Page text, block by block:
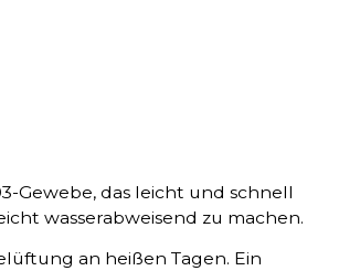
Gewebe, das leicht und schnell
wasserabweisend zu machen.
an heißen Tagen. Ein